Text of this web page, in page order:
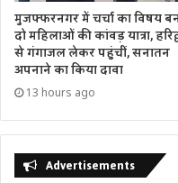
मुजफ्फरनगर में चर्चा का विषय
दो महिलाओं की कांवड़ यात्रा,
से गंगाजल लेकर पहुंचीं, सनातन
अपनाने का किया दावा
13 hours ago
Advertisements